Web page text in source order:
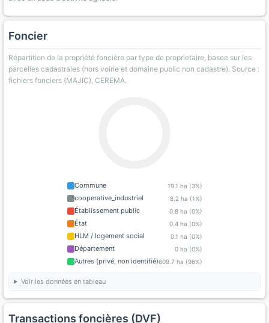
Foncier
Répartition de la propriété foncière par type de proprietaire, basee sur les
parcelles cadastrales (hors voirie et domaine public non cadastre). Source :
fichiers fonciers (MAJIC), CEREMA.
Commune 19.1 ha (3%)
cooperative_industriel 8.2 ha (1%)
Établissement public 0.8 ha (0%)
État 0.4 ha (0%)
HLM / logement social 0.1 ha (0%)
Département 0 ha (0%)
Autres (privé, non identifié)609.7 ha (96%)
Voir les données en tableau
Transactions foncières (DVF)